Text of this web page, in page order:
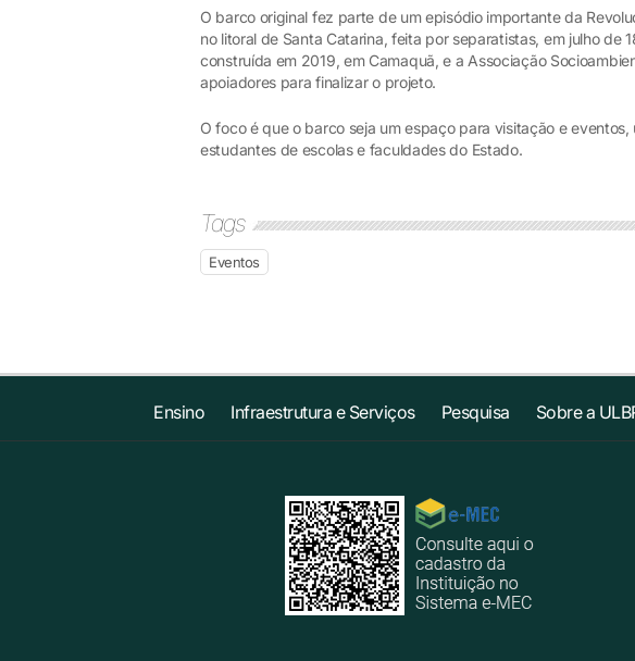
O barco original fez parte de um episódio importante da
no litoral de Santa Catarina, feita por separatistas, em julho de
construída em 2019, em Camaquã, e a Associação
apoiadores para finalizar o projeto.
O foco é que o barco seja um espaço para visitação e
estudantes de escolas e faculdades do Estado.
Tags
Eventos
Ensino Infraestrutura e Serviços Pesquisa Sobre a